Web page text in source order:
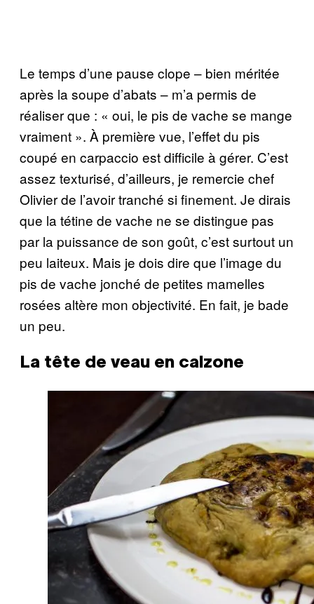
Le temps d’une pause clope – bien méritée
après la soupe d’abats – m’a permis de
réaliser que : « oui, le pis de vache se mange
vraiment ». À première vue, l’effet du pis
coupé en carpaccio est difficile à gérer. C’est
assez texturisé, d’ailleurs, je remercie chef
Olivier de l’avoir tranché si finement. Je dirais
que la tétine de vache ne se distingue pas
par la puissance de son goût, c’est surtout un
peu laiteux. Mais je dois dire que l’image du
pis de vache jonché de petites mamelles
rosées altère mon objectivité. En fait, je bade
un peu.
La tête de veau en calzone